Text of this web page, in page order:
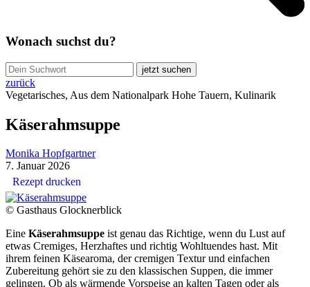
Wonach suchst du?
jetzt suchen
zurück
Vegetarisches, Aus dem Nationalpark Hohe Tauern, Kulinarik
Käserahmsuppe
Monika Hopfgartner
7. Januar 2026
Rezept drucken
© Gasthaus Glocknerblick
Eine Käserahmsuppe ist genau das Richtige, wenn du Lust auf
etwas Cremiges, Herzhaftes und richtig Wohltuendes hast. Mit
ihrem feinen Käsearoma, der cremigen Textur und einfachen
Zubereitung gehört sie zu den klassischen Suppen, die immer
gelingen. Ob als wärmende Vorspeise an kalten Tagen oder als